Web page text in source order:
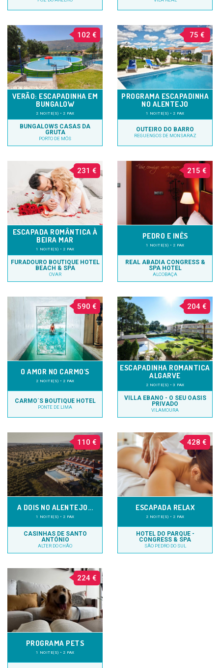
102 €
VERÃO: ESCAPADINHA EM
BUNGALOW
2 NOITE(S) • 2 PAX
BUNGALOWS CASAS DA
GRUTA
PORTO DE MÓS
75 €
PROGRAMA ESCAPADINHA
NO ALENTEJO
1 NOITE(S) • 2 PAX
OUTEIRO DO BARRO
REGUENGOS DE MONSARAZ
231 €
ESCAPADA ROMÂNTICA À
BEIRA MAR
1 NOITE(S) • 2 PAX
FURADOURO BOUTIQUE HOTEL
BEACH & SPA
OVAR
215 €
PEDRO E INÊS
1 NOITE(S) • 2 PAX
REAL ABADIA CONGRESS &
SPA HOTEL
ALCOBAÇA
590 €
O AMOR NO CARMO'S
2 NOITE(S) • 2 PAX
CARMO´S BOUTIQUE HOTEL
PONTE DE LIMA
204 €
ESCAPADINHA ROMANTICA
ALGARVE
2 NOITE(S) • 3 PAX
VILLA EBANO - O SEU OASIS
PRIVADO
VILAMOURA
110 €
A DOIS NO ALENTEJO...
1 NOITE(S) • 2 PAX
CASINHAS DE SANTO
ANTÓNIO
ALTER DO CHÃO
428 €
ESCAPADA RELAX
2 NOITE(S) • 2 PAX
HOTEL DO PARQUE -
CONGRESS & SPA
SÃO PEDRO DO SUL
224 €
PROGRAMA PETS
1 NOITE(S) • 2 PAX